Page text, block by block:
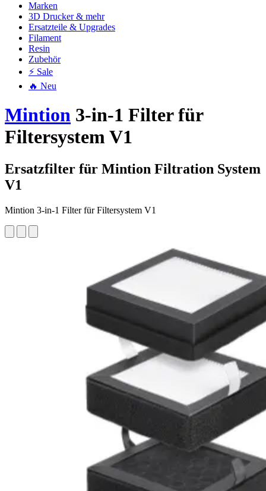
Marken
3D Drucker & mehr
Ersatzteile & Upgrades
Filament
Resin
Zubehör
⚡ Sale
🔥 Neu
Mintion 3-in-1 Filter für
Filtersystem V1
Ersatzfilter für Mintion Filtration System
V1
Mintion 3-in-1 Filter für Filtersystem V1